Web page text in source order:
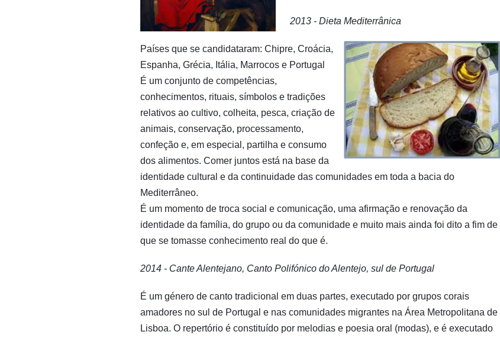
2013 - Dieta Mediterrânica
Países que se candidataram: Chipre, Croácia,
Espanha, Grécia, Itália, Marrocos e Portugal
É um conjunto de competências,
conhecimentos, rituais, símbolos e tradições
relativos ao cultivo, colheita, pesca, criação de
animais, conservação, processamento,
confeção e, em especial, partilha e consumo
dos alimentos. Comer juntos está na base da
identidade cultural e da continuidade das comunidades em toda a bacia do
Mediterrâneo.
É um momento de troca social e comunicação, uma afirmação e renovação da
identidade da família, do grupo ou da comunidade e muito mais ainda foi dito a fim de
que se tomasse conhecimento real do que é.
2014 - Cante Alentejano, Canto Polifónico do Alentejo, sul de Portugal
É um género de canto tradicional em duas partes, executado por grupos corais
amadores no sul de Portugal e nas comunidades migrantes na Área Metropolitana de
Lisboa. O repertório é constituído por melodias e poesia oral (modas), e é executado